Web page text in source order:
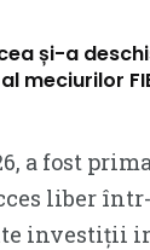
și-a
meciurilor
a fost
liber
investiții